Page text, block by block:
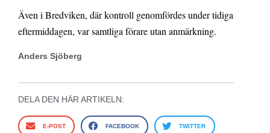
Även i Bredviken, där kontroll genomfördes under tidiga
eftermiddagen, var samtliga förare utan anmärkning.
Anders Sjöberg
DELA DEN HÄR ARTIKELN:
E-POST FACEBOOK TWITTER